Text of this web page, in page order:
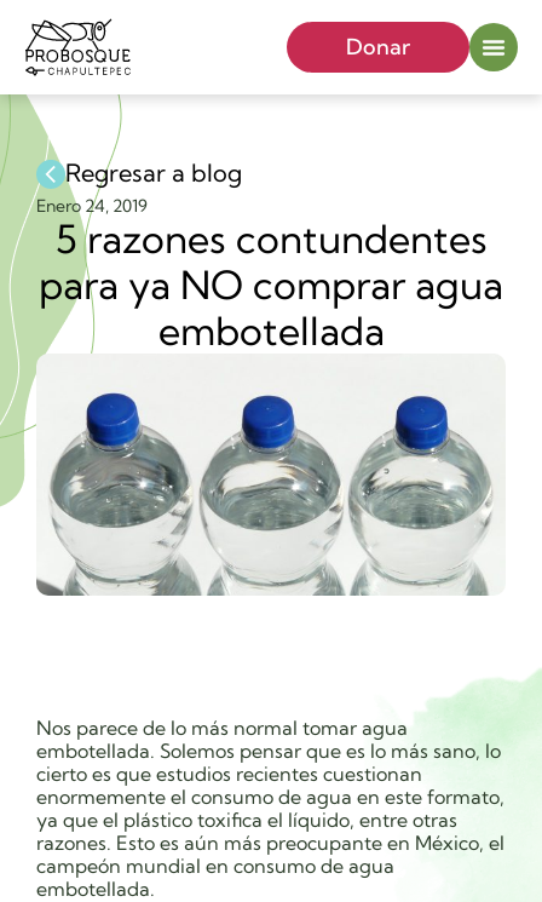
Donar
Regresar a blog
Enero 24, 2019
5 razones contundentes
para ya NO comprar agua
embotellada
Nos parece de lo más normal tomar agua
embotellada. Solemos pensar que es lo más sano, lo
cierto es que estudios recientes cuestionan
enormemente el consumo de agua en este formato,
ya que el plástico toxifica el líquido, entre otras
razones. Esto es aún más preocupante en México, el
campeón mundial en consumo de agua
embotellada.